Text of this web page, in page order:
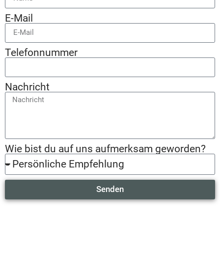
E-Mail
Telefonnummer
Nachricht
Wie bist du auf uns aufmerksam geworden?
Senden